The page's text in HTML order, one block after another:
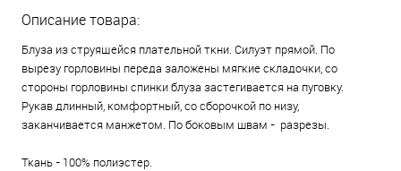
Описание товара:
Блуза из струящейся плательной ткни. Силуэт прямой. По
вырезу горловины переда заложены мягкие складочки, со
стороны горловины спинки блуза застегивается на пуговку.
Рукав длинный, комфортный, со сборочкой по низу,
заканчивается манжетом. По боковым швам - разрезы.
Ткань - 100% полиэстер.